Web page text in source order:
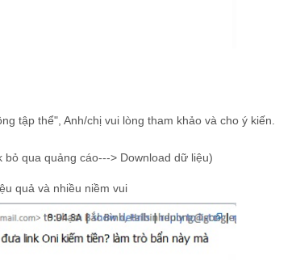
tập thể", Anh/chị vui lòng tham khảo và cho ý kiến.
qua quảng cáo---> Download dữ liệu)
quả và nhiều niềm vui